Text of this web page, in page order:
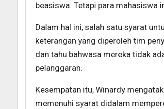
beasiswa. Tetapi para mahasiswa
Dalam hal ini, salah satu syarat
keterangan yang diperoleh tim
dan tahu bahwasa mereka tidak
pelanggaran.
Kesempatan itu, Winardy
memenuhi syarat didalam